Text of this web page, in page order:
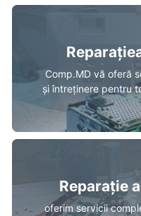
Comp.MD vă oferă
și întreținere pentru
Reparație
oferim servicii